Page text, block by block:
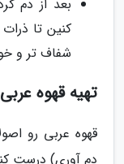
کنین تا
شفاف تر و
تهیه قهوه
قهوه عربی رو
دم آوری) درست